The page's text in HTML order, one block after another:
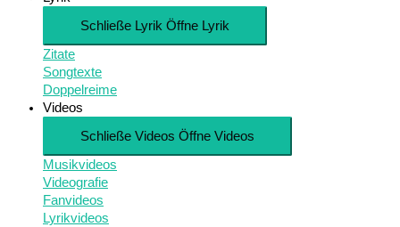
Schließe Lyrik Öffne Lyrik
Zitate
Songtexte
Doppelreime
Videos
Schließe Videos Öffne Videos
Musikvideos
Videografie
Fanvideos
Lyrikvideos